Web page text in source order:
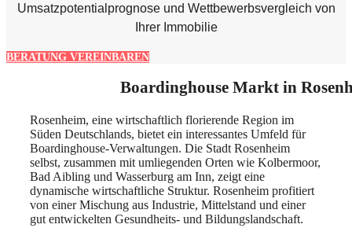
Umsatzpotentialprognose und Wettbewerbsvergleich von
Ihrer Immobilie
BERATUNG VEREINBAREN
Boardinghouse Markt in
Rosenheim, eine wirtschaftlich florierende Region im
Süden Deutschlands, bietet ein interessantes Umfeld für
Boardinghouse-Verwaltungen. Die Stadt Rosenheim
selbst, zusammen mit umliegenden Orten wie Kolbermoor,
Bad Aibling und Wasserburg am Inn, zeigt eine
dynamische wirtschaftliche Struktur. Rosenheim profitiert
von einer Mischung aus Industrie, Mittelstand und einer
gut entwickelten Gesundheits- und Bildungslandschaft.